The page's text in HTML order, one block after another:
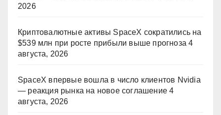
2026
Криптовалютные активы SpaceX сократились на
$539 млн при росте прибыли выше прогноза 4
августа, 2026
SpaceX впервые вошла в число клиентов Nvidia
— реакция рынка на новое соглашение 4
августа, 2026